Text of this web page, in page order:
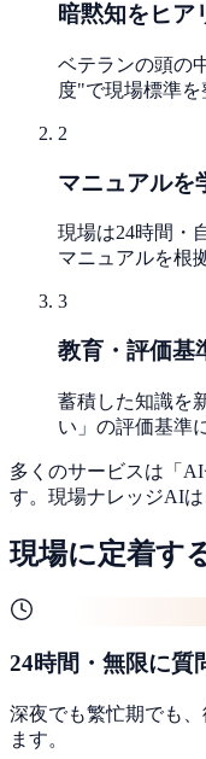
暗黙知をヒア
ベテランの頭の
度"で現場標準を
2
マニュアルを
現場は24時間・
マニュアルを根
3
教育・評価基
蓄積した知識を
い」の評価基準
多くのサービスは「
す。現場ナレッジAIは
現場に定着す
24時間・無限に質
深夜でも繁忙期でも
ます。